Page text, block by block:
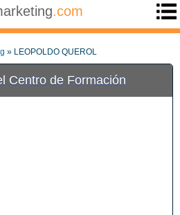
.com
» LEOPOLDO QUEROL
Centro de Formación